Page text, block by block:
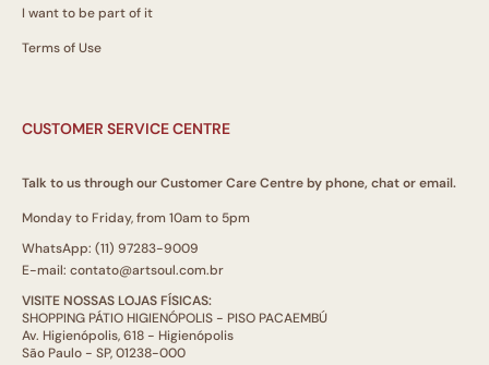
I want to be part of it
Terms of Use
CUSTOMER SERVICE CENTRE
Talk to us through our Customer Care Centre by phone, chat or email.
Monday to Friday, from 10am to 5pm
WhatsApp: (11) 97283-9009
E-mail: contato@artsoul.com.br
VISITE NOSSAS LOJAS FÍSICAS:
SHOPPING PÁTIO HIGIENÓPOLIS - PISO PACAEMBÚ
Av. Higienópolis, 618 - Higienópolis
São Paulo - SP, 01238-000